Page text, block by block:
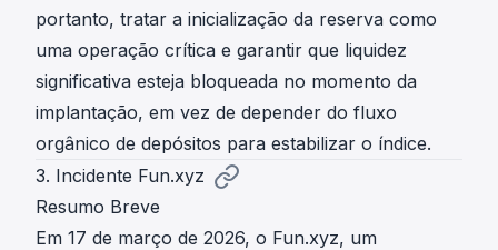
portanto, tratar a inicialização da reserva como
uma operação crítica e garantir que liquidez
significativa esteja bloqueada no momento da
implantação, em vez de depender do fluxo
orgânico de depósitos para estabilizar o índice.
3. Incidente Fun.xyz
Resumo Breve
Em 17 de março de 2026, o Fun.xyz, um